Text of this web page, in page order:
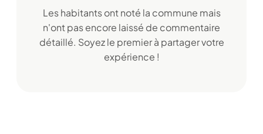
Les habitants ont noté la commune mais
n'ont pas encore laissé de commentaire
détaillé. Soyez le premier à partager votre
expérience !